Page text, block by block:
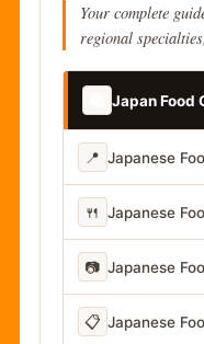
Your complete
regional
Japan Food
📍 Japanese
🍴 Japanese
📷 Japanese
📋 Japanese